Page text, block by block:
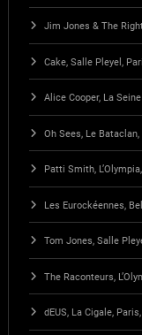
Jim Jones & The
Cake, Salle Pleyel,
Alice Cooper, La
Oh Sees, Le
Patti Smith,
Les Eurockéennes,
Tom Jones, Salle
The Raconteurs,
dEUS, La Cigale,